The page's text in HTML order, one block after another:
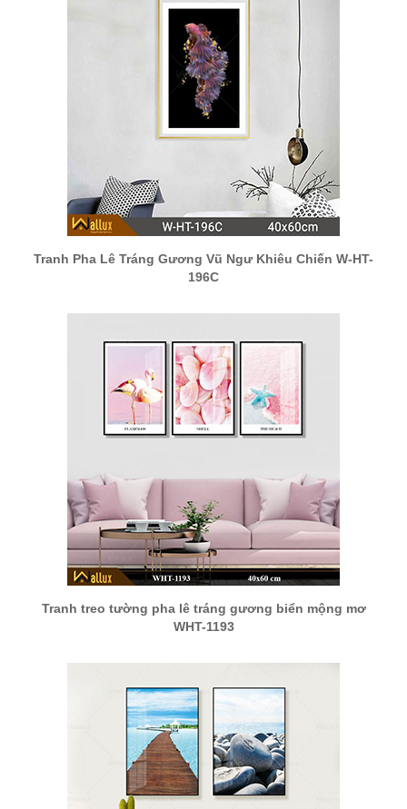
Tranh Pha Lê Tráng Gương Vũ Ngư Khiêu Chiến W-HT-
196C
Tranh treo tường pha lê tráng gương biển mộng mơ
WHT-1193